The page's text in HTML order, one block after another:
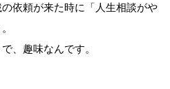
依頼が来た時に「人生相談がや
、趣味なんです。